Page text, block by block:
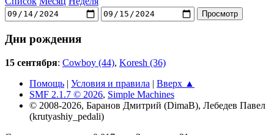
Дни рождения
15 сентября: Cowboy (44), Koresh (36)
Помощь | Условия и правила | Вверх ▲
SMF 2.1.7 © 2026, Simple Machines
© 2008-2026, Баранов Дмитрий (DimaB), Лебедев Павел
(krutyashiy_pedali)